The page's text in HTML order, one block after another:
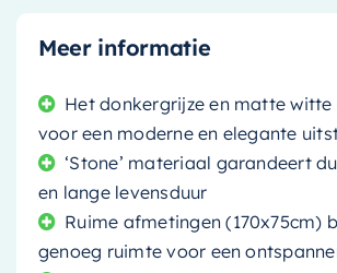
Meer informatie
Het donkergrijze en matte
voor een moderne en elegante
‘Stone’ materiaal garandeert
en lange levensduur
Ruime afmetingen (170x75cm)
genoeg ruimte voor een